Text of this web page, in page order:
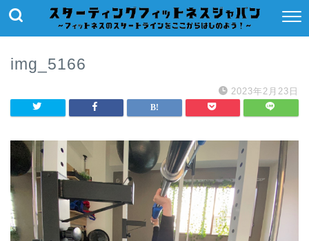
img_5166
2023年2月23日